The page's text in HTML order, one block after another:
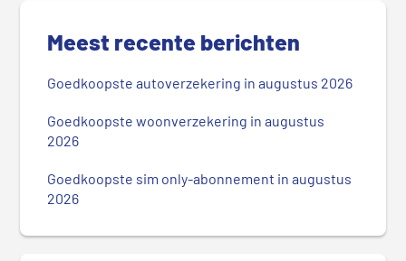
d
Meest recente berichten
Goedkoopste autoverzekering in augustus 2026
Goedkoopste woonverzekering in augustus
2026
Goedkoopste sim only-abonnement in augustus
2026